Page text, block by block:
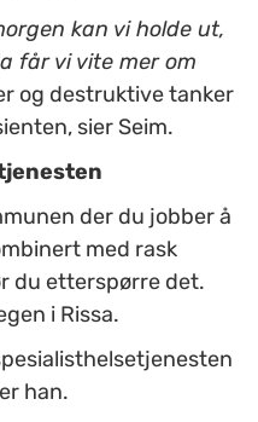
kan vi holde ut,
får vi vite mer om
og destruktive tanker
sier Seim.
der du jobber å
med rask
du etterspørre det.
i Rissa.
han.